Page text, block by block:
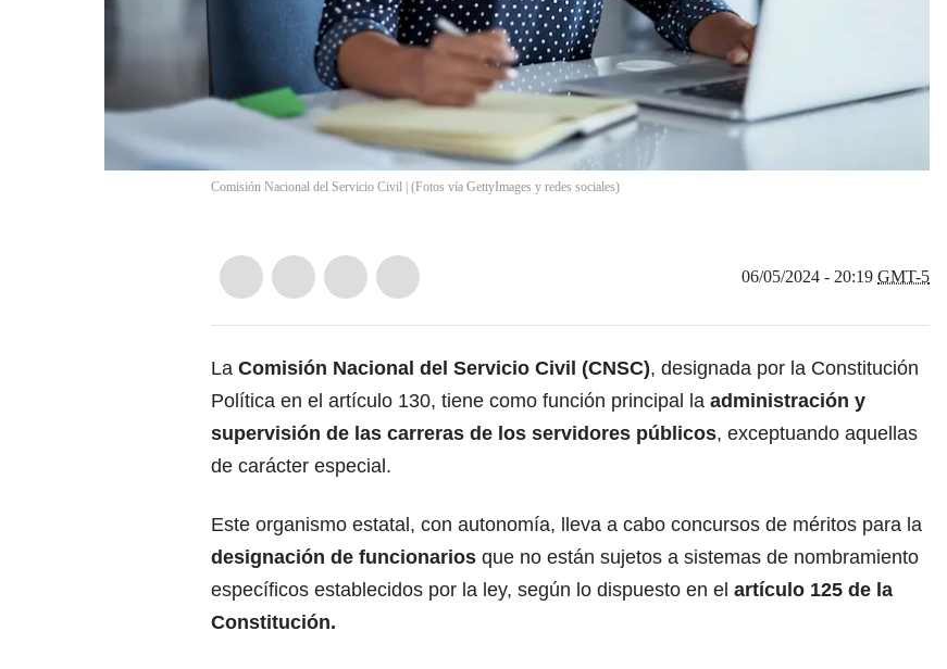
Comisión Nacional del Servicio Civil | (Fotos vía GettyImages y redes sociales)
06/05/2024 - 20:19 GMT-5
La Comisión Nacional del Servicio Civil (CNSC), designada por la Constitución
Política en el artículo 130, tiene como función principal la administración y
supervisión de las carreras de los servidores públicos, exceptuando aquellas
de carácter especial.
Este organismo estatal, con autonomía, lleva a cabo concursos de méritos para la
designación de funcionarios que no están sujetos a sistemas de nombramiento
específicos establecidos por la ley, según lo dispuesto en el artículo 125 de la
Constitución.